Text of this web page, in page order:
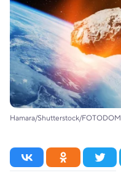
Hamara/Shutterstock/FOTODOM